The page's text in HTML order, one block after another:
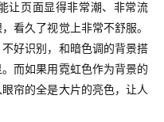
让页面显得非常潮、非常流
看久了视觉上非常不舒服。
好识别，和暗色调的背景搭
而如果用霓虹色作为背景的
帘的全是大片的亮色，让人